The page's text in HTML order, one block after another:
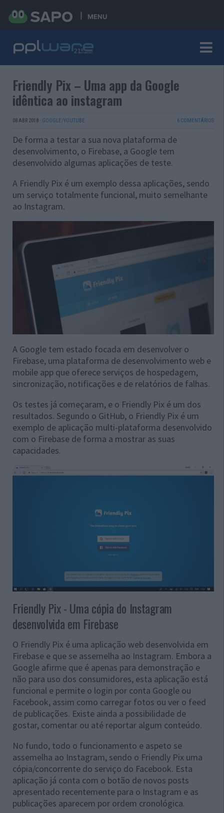
MENU
Friendly Pix – Uma app da Google
idêntica ao instagram
08 ABR 2018 · GOOGLE/YOUTUBE 6 COMENTÁRIOS
De forma a testar a sua nova plataforma de
desenvolvimento, o Firebase, a Google tem
desenvolvido algumas aplicações de teste.
A Friendly Pix é um exemplo dessa aplicações, sendo
um serviço totalmente funcional, muito semelhante
ao Instagram.
A Google tem estado focada em desenvolver o
Firebase, uma plataforma de desenvolvimento web e
mobile app que oferece serviços de hospedagem,
sincronização, notificações e de relatórios de falhas.
Os testes já começaram, e o Friendly Pix é um dos
resultados. Segundo o GitHub, o Friendly Pix é um
exemplo de aplicação multi-plataforma desenvolvido
com o Firebase de forma a mostrar as suas
capacidades.
Friendly Pix - Uma cópia do Instagram
desenvolvida em Firebase
O Friendly Pix é uma aplicação web desenvolvida em
Firebase e que se assemelha ao Instagram. Embora a
Google afirme que é apenas para demonstração e
não para uso dos consumidores, esta aplicação está
funcional e permite o login por conta Google ou
Facebook, assim como carregar fotos ou ver o feed
de publicações. Existe ainda a possibilidade de
gostar, comentar ou até reportar algum conteúdo.
No fundo, todo o funcionamento e aspeto se
assemelha ao Instagram, sendo o Friendly Pix uma
cópia/concorrente do serviço do Facebook. Esta
aplicação já conta com o botão de novos posts
apresentado recentemente para o Instagram e as
publicações aparecem por ordem cronológica.